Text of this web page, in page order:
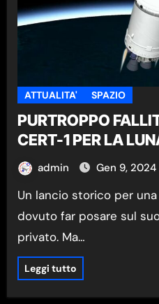
ATTUALITA' SPAZIO
PURTROPPO
CERT-1 PER LA
admin Gen 9, 2024
Un lancio storico per una missione che avrebbe
dovuto far posare sul
privato. Ma…
Leggi tutto